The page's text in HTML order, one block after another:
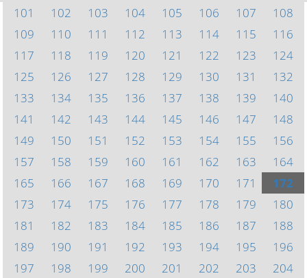
101
102 103 104 105 106 107
108
109
110 111 112 113 114 115
116
117
118 119 120 121 122 123
124
125
126 127 128 129 130 131
132
133
134 135 136 137 138 139
140
141
142 143 144 145 146 147
148
149
150 151 152 153 154 155
156
157
158 159 160 161 162 163
164
165
166 167 168 169 170 171
172
173
174 175 176 177 178 179
180
181
182 183 184 185 186 187
188
189
190 191 192 193 194 195
196
197
198 199 200 201 202 203
204